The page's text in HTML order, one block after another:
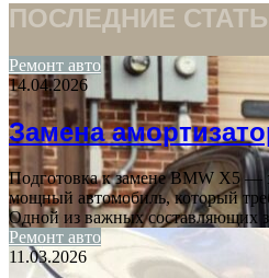
ПОСЛЕДНИЕ
Ремонт авто
14.04.2026
Замена
Подготовка к замене BMW X5 —
мощный автомобиль, который
Одной из важных составляющих
Ремонт авто
11.03.2026